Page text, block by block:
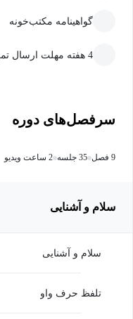
گواهینامه مکتب‌خونه
4 هفته مهلت ارسال تمرین و پروژه
سرفصل‌های دوره
9 فصل 35 جلسه 2 ساعت ویدیو
سلام و آشنایی
سلام و آشنایی
تلفظ حرف واو